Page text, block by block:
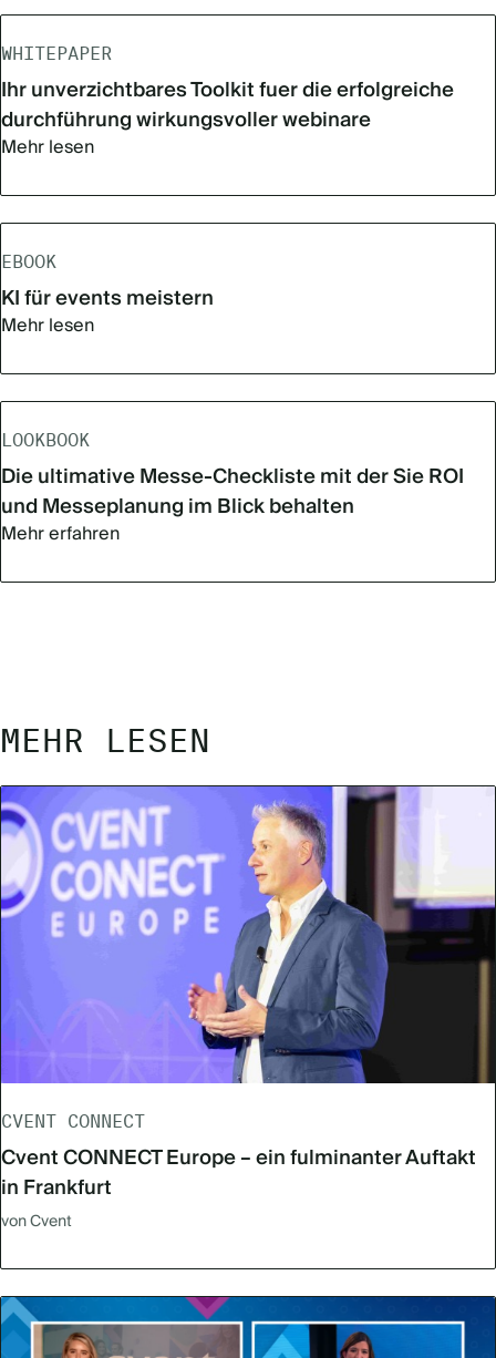
WHITEPAPER
Ihr unverzichtbares Toolkit fuer die erfolgreiche
durchführung wirkungsvoller webinare
Mehr lesen
EBOOK
KI für events meistern
Mehr lesen
LOOKBOOK
Die ultimative Messe-Checkliste mit der Sie ROI
und Messeplanung im Blick behalten
Mehr erfahren
MEHR LESEN
CVENT CONNECT
Cvent CONNECT Europe – ein fulminanter Auftakt
in Frankfurt
von Cvent